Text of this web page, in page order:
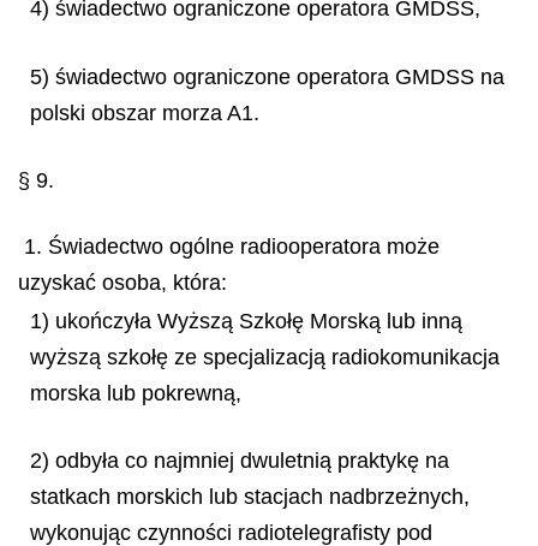
4) świadectwo ograniczone operatora GMDSS,
5) świadectwo ograniczone operatora GMDSS na
polski obszar morza A1.
§ 9.
1. Świadectwo ogólne radiooperatora może
uzyskać osoba, która:
1) ukończyła Wyższą Szkołę Morską lub inną
wyższą szkołę ze specjalizacją radiokomunikacja
morska lub pokrewną,
2) odbyła co najmniej dwuletnią praktykę na
statkach morskich lub stacjach nadbrzeżnych,
wykonując czynności radiotelegrafisty pod